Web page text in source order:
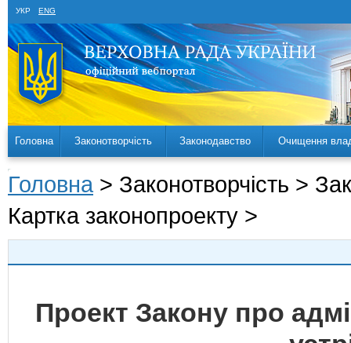
УКР ENG
Головна Законотворчість Законодавство Очищення
Головна > Законотворчість >
Картка законопроекту >
Проект Закону про